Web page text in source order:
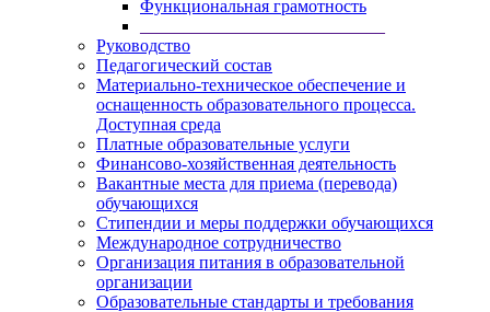
Функциональная грамотность
Руководство
Педагогический состав
Материально-техническое обеспечение и
оснащенность образовательного процесса.
Доступная среда
Платные образовательные услуги
Финансово-хозяйственная деятельность
Вакантные места для приема (перевода)
обучающихся
Стипендии и меры поддержки обучающихся
Международное сотрудничество
Организация питания в образовательной
организации
Образовательные стандарты и требования